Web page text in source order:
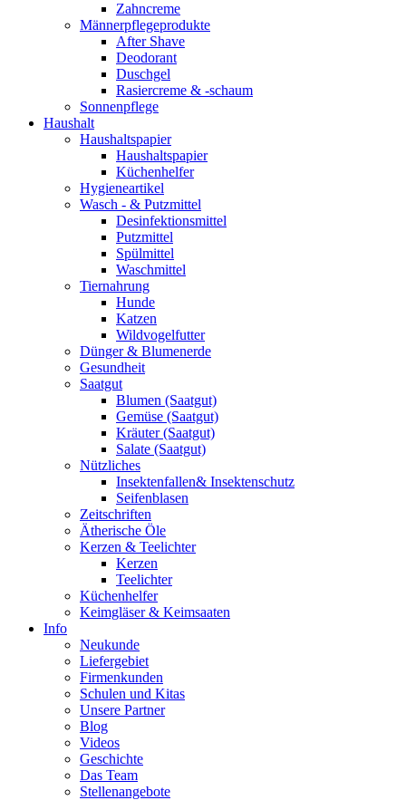
Zahncreme
Männerpflegeprodukte
After Shave
Deodorant
Duschgel
Rasiercreme & -schaum
Sonnenpflege
Haushalt
Haushaltspapier
Haushaltspapier
Küchenhelfer
Hygieneartikel
Wasch - & Putzmittel
Desinfektionsmittel
Putzmittel
Spülmittel
Waschmittel
Tiernahrung
Hunde
Katzen
Wildvogelfutter
Dünger & Blumenerde
Gesundheit
Saatgut
Blumen (Saatgut)
Gemüse (Saatgut)
Kräuter (Saatgut)
Salate (Saatgut)
Nützliches
Insektenfallen& Insektenschutz
Seifenblasen
Zeitschriften
Ätherische Öle
Kerzen & Teelichter
Kerzen
Teelichter
Küchenhelfer
Keimgläser & Keimsaaten
Info
Neukunde
Liefergebiet
Firmenkunden
Schulen und Kitas
Unsere Partner
Blog
Videos
Geschichte
Das Team
Stellenangebote